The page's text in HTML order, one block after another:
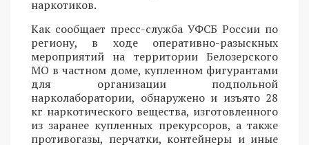
наркотиков.
Как сообщает пресс-служба УФСБ России по
региону, в ходе оперативно-разыскных
мероприятий на территории Белозерского
МО в частном доме, купленном фигурантами
для организации подпольной
нарколаборатории, обнаружено и изъято 28
кг наркотического вещества, изготовленного
из заранее купленных прекурсоров, а также
противогазы, перчатки, контейнеры и иные